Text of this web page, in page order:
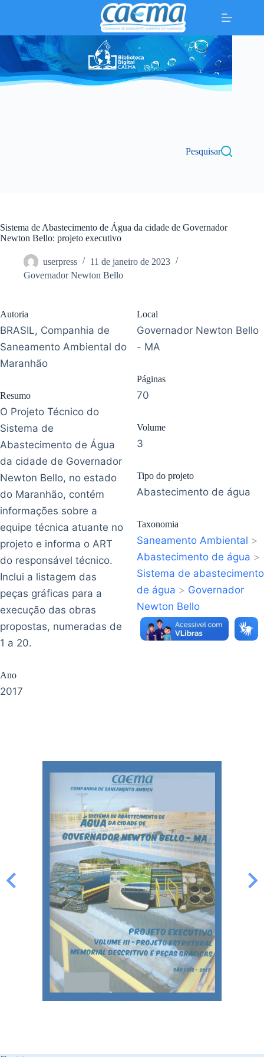
conteúdo
Pesquisar
Sistema de Abastecimento de Água da cidade de Governador
Newton Bello: projeto executivo
userpress
11 de janeiro de 2023
Governador Newton Bello
Autoria
BRASIL, Companhia de
Saneamento Ambiental do
Maranhão
Resumo
O Projeto Técnico do
Sistema de
Abastecimento de Água
da cidade de Governador
Newton Bello, no estado
do Maranhão, contém
informações sobre a
equipe técnica atuante no
projeto e informa o ART
do responsável técnico.
Inclui a listagem das
peças gráficas para a
execução das obras
propostas, numeradas de
1 a 20.
Ano
2017
Local
Governador Newton Bello
- MA
Páginas
70
Volume
3
Tipo do projeto
Abastecimento de água
Taxonomia
Saneamento Ambiental >
Abastecimento de água >
Sistema de abastecimento
de água > Governador
Newton Bello